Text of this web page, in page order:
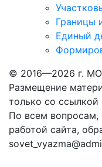
Границы
Единый
© 2016—2026 г. МО
Размещение
только со ссылкой
По всем вопросам,
работой сайта,